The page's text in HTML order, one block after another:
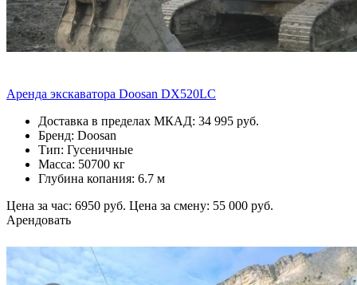
Аренда экскаватора Doosan DX520LC
Доставка в пределах МКАД: 34 995 руб.
Бренд: Doosan
Тип: Гусеничные
Масса: 50700 кг
Глубина копания: 6.7 м
Цена за час: 6950 руб. Цена за смену: 55 000 руб.
Арендовать